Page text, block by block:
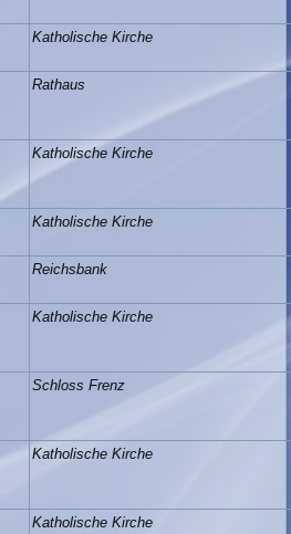
Katholische Kirche
Rathaus
Katholische Kirche
Katholische Kirche
Reichsbank
Katholische Kirche
Schloss Frenz
Katholische Kirche
Katholische Kirche